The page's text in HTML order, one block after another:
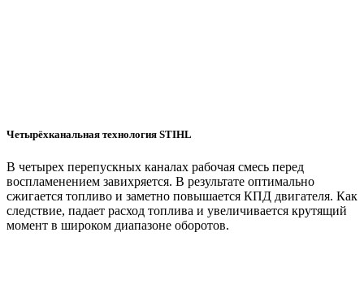
Четырёхканальная технология STIHL
В четырех перепускных каналах рабочая смесь перед
воспламенением завихряется. В результате оптимально
сжигается топливо и заметно повышается КПД двигателя. Как
следствие, падает расход топлива и увеличивается крутящий
момент в широком диапазоне оборотов.